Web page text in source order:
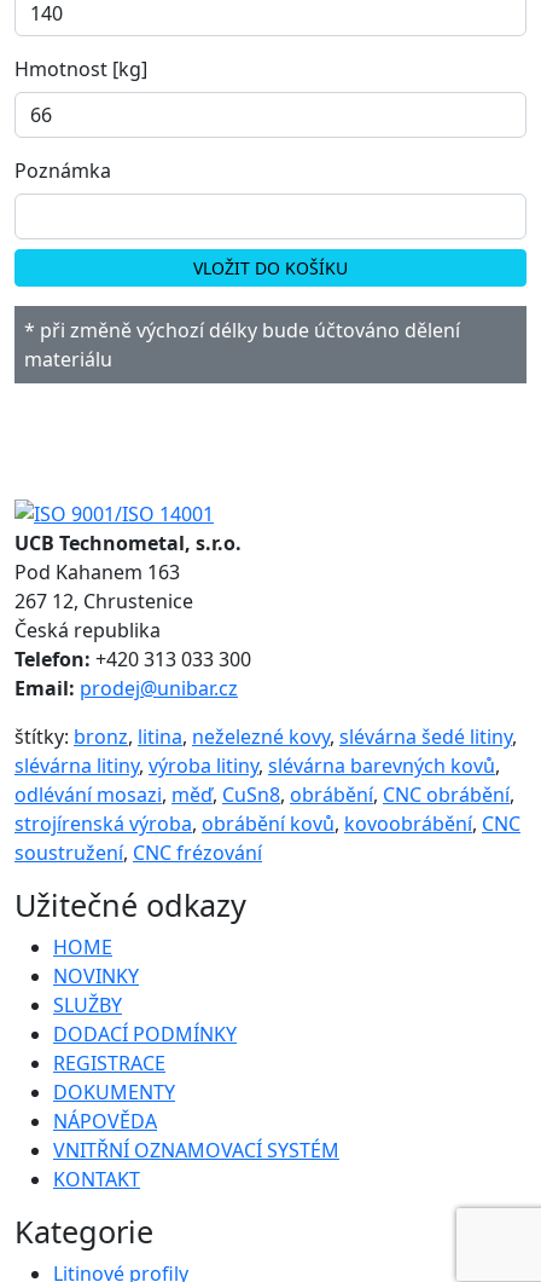
Hmotnost [kg]
Poznámka
VLOŽIT DO KOŠÍKU
* při změně výchozí délky bude účtováno dělení
materiálu
UCB Technometal, s.r.o.
Pod Kahanem 163
267 12, Chrustenice
Česká republika
Telefon: +420 313 033 300
Email: prodej@unibar.cz
štítky: bronz, litina, neželezné kovy, slévárna šedé litiny,
slévárna litiny, výroba litiny, slévárna barevných kovů,
odlévání mosazi, měď, CuSn8, obrábění, CNC obrábění,
strojírenská výroba, obrábění kovů, kovoobrábění, CNC
soustružení, CNC frézování
Užitečné odkazy
HOME
NOVINKY
SLUŽBY
DODACÍ PODMÍNKY
REGISTRACE
DOKUMENTY
NÁPOVĚDA
VNITŘNÍ OZNAMOVACÍ SYSTÉM
KONTAKT
Kategorie
Litinové profily